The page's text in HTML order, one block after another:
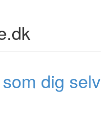
dig selv